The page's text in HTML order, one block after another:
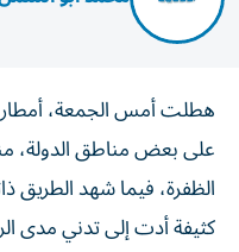
هطلت أمس الجمعة، أمطار
على بعض مناطق الدولة،
الظفرة، فيما شهد
كثيفة أدت إلى تدني مدى